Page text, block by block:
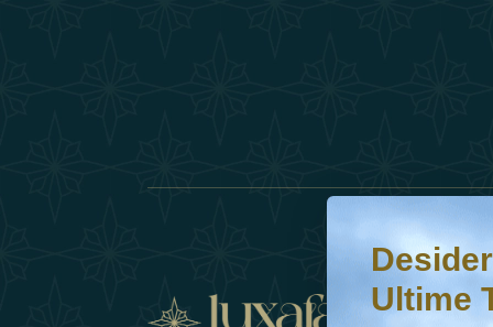
Desideri saperne di
Iscriviti alla nostra
Ultime